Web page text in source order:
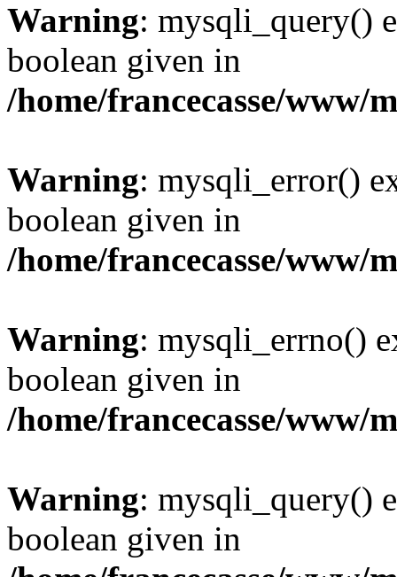
Warning: mysqli_query()
boolean given in
/home/francecasse/www/
Warning: mysqli_error()
boolean given in
/home/francecasse/www/
Warning: mysqli_errno()
boolean given in
/home/francecasse/www/
Warning: mysqli_query()
boolean given in